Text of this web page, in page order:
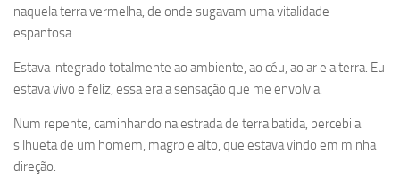
naquela terra vermelha, de onde sugavam uma vitalidade
espantosa.
Estava integrado totalmente ao ambiente, ao céu, ao ar e a terra. Eu
estava vivo e feliz, essa era a sensação que me envolvia.
Num repente, caminhando na estrada de terra batida, percebi a
silhueta de um homem, magro e alto, que estava vindo em minha
direção.